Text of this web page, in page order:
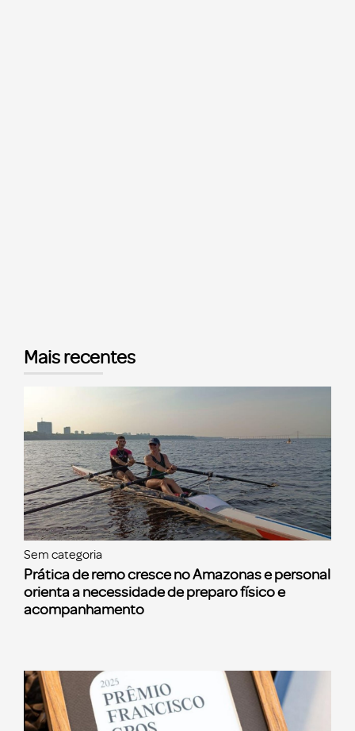
Mais recentes
Sem categoria
Prática de remo cresce no Amazonas e personal
orienta a necessidade de preparo físico e
acompanhamento